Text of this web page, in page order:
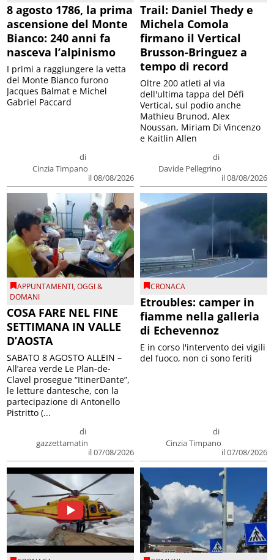
8 agosto 1786, la prima
ascensione del Monte
Bianco: 240 anni fa
nasceva l’alpinismo
di
Cinzia Timpano
il 08/08/2026
I primi a raggiungere la vetta
del Monte Bianco furono
Jacques Balmat e Michel
Gabriel Paccard
Trail: Daniel Thedy e
Michela Comola
firmano il Vertical
Brusson-Bringuez a
tempo di record
di
Davide Pellegrino
il 08/08/2026
Oltre 200 atleti al via
dell'ultima tappa del Défì
Vertical, sul podio anche
Mathieu Brunod, Alex
Noussan, Miriam Di Vincenzo
e Kaitlin Allen
APPUNTAMENTI,OGGI &
DOMANI
COSA FARE NEL FINE
SETTIMANA IN VALLE
D’AOSTA
di
gazzettamatin
il 07/08/2026
SABATO 8 AGOSTO ALLEIN –
All’area verde Le Plan-de-
Clavel prosegue “ItinerDante”,
le letture dantesche, con la
partecipazione di Antonello
Pistritto (...
CRONACA
Etroubles: camper in
fiamme nella galleria
di Echevennoz
di
Cinzia Timpano
il 07/08/2026
E in corso l'intervento dei vigili
del fuoco, non ci sono feriti